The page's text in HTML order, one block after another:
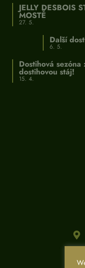
JELLY DESBOIS
MOSTĚ
27. 5.
Další
6. 5.
Dostihová
dostihovou stáj!
15. 4.